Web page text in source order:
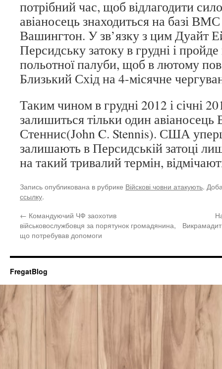
потрібний час, щоб відлагодити
авіаносець знаходиться на базі
Вашингтон. У зв’язку з цим Дуайт
Персидську затоку в грудні і
польотної палуби, щоб в лютому
Близький Схід на 4-місячне
Таким чином в грудні 2012 і січні
залишиться тільки один
Стеннис(John C. Stennis). США
залишають в Персидській затоці
на такий тривалий термін,
Запись опубликована в рубрике Війскові човни атакують.
ссылку.
← Командуючий ЧФ заохотив
військовослужбовця за порятунок громадянина,
що потребував допомоги
FregatBlog